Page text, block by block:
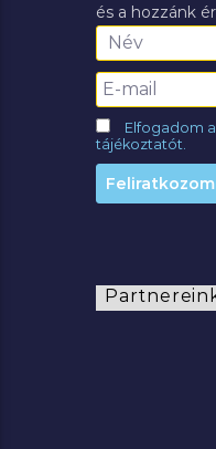
és a hozzánk
Elfogadom
tájékoztatót.